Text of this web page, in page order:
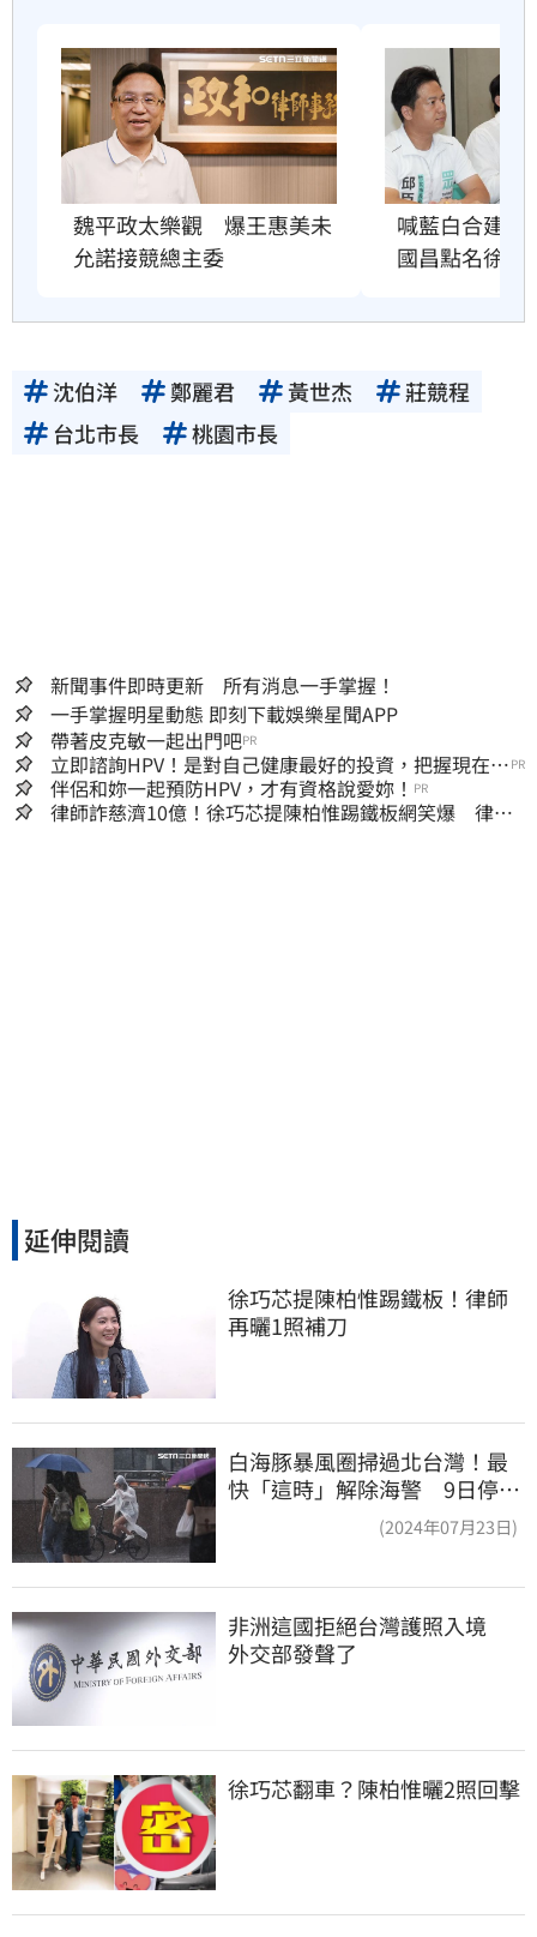
魏平政太樂觀　爆王惠美未
允諾接競總主委
喊藍白合建在
國昌點名徐欣
沈伯洋 鄭麗君 黃世杰
莊競程
台北市長
桃園市長
新聞事件即時更新 所有消息一手掌握！
一手掌握明星動態 即刻下載娛樂星聞APP
帶著皮克敏一起出門吧PR
立即諮詢HPV！是對自己健康最好的投資，把握現在不
嫌晚！
PR
伴侶和妳一起預防HPV，才有資格說愛妳！ PR
律師詐慈濟10億！徐巧芯提陳柏惟踢鐵板網笑爆 律師
延伸閱讀
徐巧芯提陳柏惟踢鐵板！律師
再曬1照補刀
白海豚暴風圈掃過北台灣！最
快「這時」解除海警 9日停班
(2024年07月23日)
非洲這國拒絕台灣護照入境
外交部發聲了
徐巧芯翻車？陳柏惟曬2照回擊